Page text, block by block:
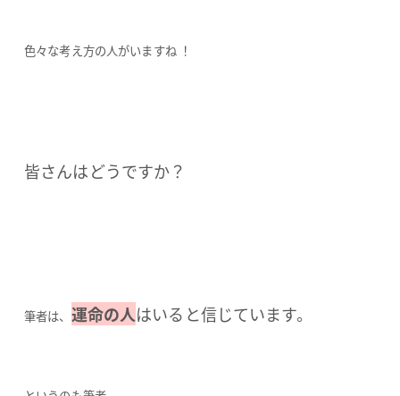
色々な考え方の人がいますね ！
皆さんはどうですか？
筆者は、 運命の人はいると信じています。